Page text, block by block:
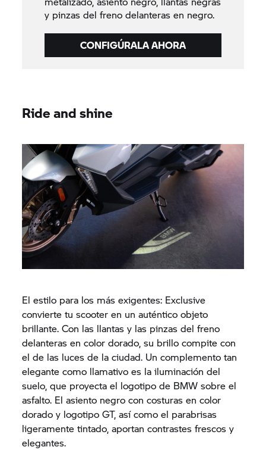
y pinzas del freno delanteras en negro.
CONFIGÚRALA AHORA
Ride and shine
El estilo para los más exigentes: Exclusive
convierte tu scooter en un auténtico objeto
brillante. Con las llantas y las pinzas del freno
delanteras en color dorado, su brillo compite con
el de las luces de la ciudad. Un complemento tan
elegante como llamativo es la iluminación del
suelo, que proyecta el logotipo de BMW sobre el
asfalto. El asiento negro con costuras en color
dorado y logotipo GT, así como el parabrisas
ligeramente tintado, aportan contrastes frescos y
elegantes.